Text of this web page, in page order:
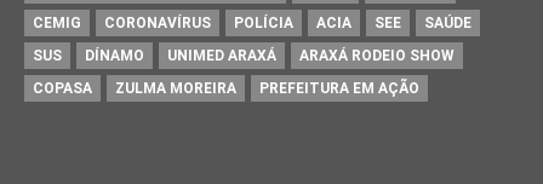
CEMIG
CORONAVÍRUS POLÍCIA ACIA SEE
SAÚDE
SUS
DÍNAMO UNIMED ARAXÁ
ARAXÁ RODEIO SHOW
COPASA
ZULMA MOREIRA PREFEITURA EM AÇÃO